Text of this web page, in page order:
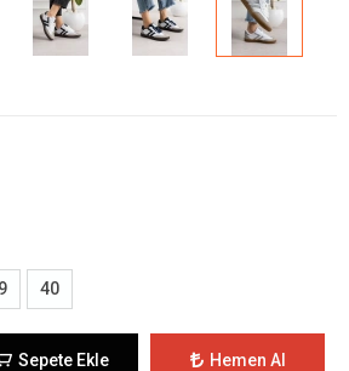
40
Sepete Ekle Hemen Al